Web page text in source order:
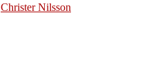
Christer Nilsson